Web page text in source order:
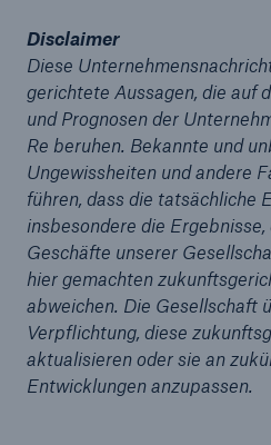
Disclaimer
Diese
gerichtete Aussagen, die auf
und Prognosen der
Re beruhen. Bekannte und
Ungewissheiten und andere
führen, dass die tatsächliche
insbesondere die
Geschäfte unserer
hier gemachten
abweichen. Die Gesellschaft
Verpflichtung, diese
aktualisieren oder sie an
Entwicklungen anzupassen.
Rückversicherungspartner